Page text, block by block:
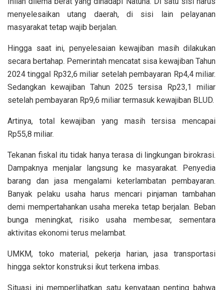
menyelesaikan utang daerah, di sisi lain pelayanan
masyarakat tetap wajib berjalan.
Hingga saat ini, penyelesaian kewajiban masih dilakukan
secara bertahap. Pemerintah mencatat sisa kewajiban Tahun
2024 tinggal Rp32,6 miliar setelah pembayaran Rp4,4 miliar.
Sedangkan kewajiban Tahun 2025 tersisa Rp23,1 miliar
setelah pembayaran Rp9,6 miliar termasuk kewajiban BLUD.
Artinya, total kewajiban yang masih tersisa mencapai
Rp55,8 miliar.
Tekanan fiskal itu tidak hanya terasa di lingkungan birokrasi.
Dampaknya menjalar langsung ke masyarakat. Penyedia
barang dan jasa mengalami keterlambatan pembayaran.
Banyak pelaku usaha harus mencari pinjaman tambahan
demi mempertahankan usaha mereka tetap berjalan. Beban
bunga meningkat, risiko usaha membesar, sementara
aktivitas ekonomi terus melambat.
UMKM, toko material, pekerja harian, jasa transportasi
hingga sektor konstruksi ikut terkena imbas.
Situasi ini memperlihatkan satu kenyataan penting bahwa